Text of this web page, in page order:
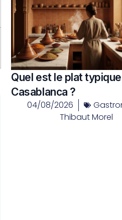
Quel est le plat
Casablanca ?
04/08/2026
Thibaut Morel